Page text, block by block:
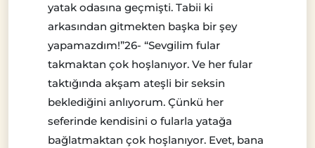
yatak odasına geçmişti. Tabii ki
arkasından gitmekten başka bir şey
yapamazdım!”26- “Sevgilim fular
takmaktan çok hoşlanıyor. Ve her fular
taktığında akşam ateşli bir seksin
beklediğini anlıyorum. Çünkü her
seferinde kendisini o fularla yatağa
bağlatmaktan çok hoşlanıyor. Evet, bana